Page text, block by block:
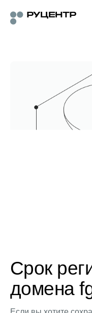
Срок
домена